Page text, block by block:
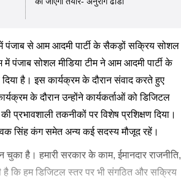
पंजाब से आम आदमी पार्टी के सैकड़ों सक्रिय सोशल
में पंजाब सोशल मीडिया टीम ने आम आदमी पार्टी के
दिया है। इस कार्यक्रम के दौरान संवाद करते हुए
के दौरान उन्होंने कार्यकर्ताओं को डिजिटल
तकनीकों पर विशेष प्रशिक्षण दिया।
सिंह कंग समेत अन्य कई सदस्य मौजूद रहें।
है। हमारी सरकार के काम, ईमानदार राजनीति,
है कि हम डिजिटल स्तर पर भी संगठित और सक्रिय